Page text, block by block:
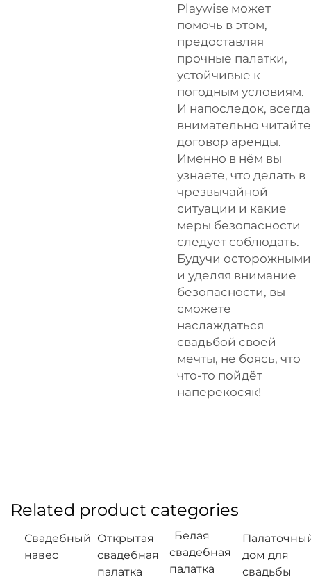
Playwise может
помочь в этом,
предоставляя
прочные палатки,
устойчивые к
погодным условиям.
И напоследок, всегда
внимательно читайте
договор аренды.
Именно в нём вы
узнаете, что делать в
чрезвычайной
ситуации и какие
меры безопасности
следует соблюдать.
Будучи осторожными
и уделяя внимание
безопасности, вы
сможете
наслаждаться
свадьбой своей
мечты, не боясь, что
что-то пойдёт
наперекосяк!
Related product categories
Свадебный
навес
Открытая
свадебная
палатка
Белая
свадебная
палатка
дом для
свадьбы